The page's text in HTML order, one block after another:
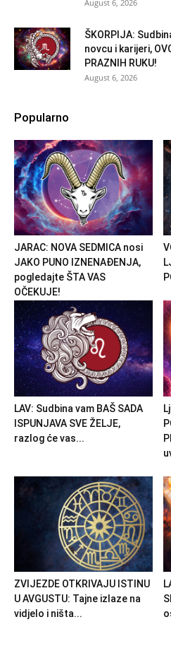
August 6, 2026
ŠKORPIJA:
novcu i karijeri,
PRAZNIH RUKU!
August 6, 2026
Popularno
JARAC: NOVA SEDMICA nosi
JAKO PUNO IZNENAĐENJA,
pogledajte ŠTA VAS
OČEKUJE!
LAV: Sudbina vam BAŠ SADA
ISPUNJAVA SVE ŽELJE,
razlog će vas...
ZVIJEZDE OTKRIVAJU ISTINU
U AVGUSTU: Tajne izlaze na
vidjelo i ništa...